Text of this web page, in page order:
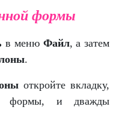
формы
в меню Файл, а затем
.
откройте вкладку,
формы, и дважды